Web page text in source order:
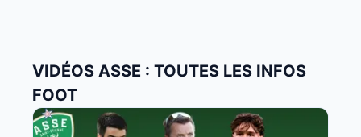
VIDÉOS ASSE : TOUTES LES INFOS
FOOT